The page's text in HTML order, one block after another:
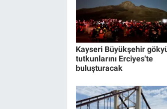
Kayseri Büyükşehir
tutkunlarını Erciyes'te
buluşturacak